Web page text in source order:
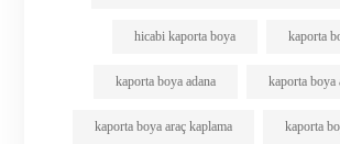
hicabi kaporta boya kaporta
kaporta boya adana kaporta boya
kaporta boya araç kaplama kaporta